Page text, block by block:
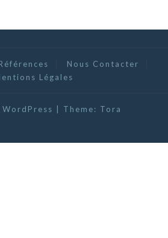
Nous Contacter
Légales
Theme: Tora